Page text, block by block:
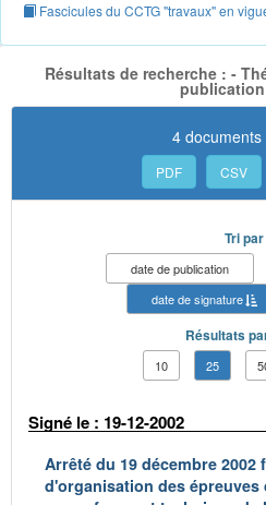
Fascicules du CCTG "travaux" en
Résultats de recherche : -
4 documents
PDF CSV
Tri par
date de publication
date de signature
Résultats
10 25
Signé le : 19-12-2002
Arrêté du 19 décembre
d'organisation des